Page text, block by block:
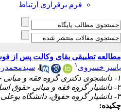
فرم برقراری ارتباط
مطالعه تطبیقی بقای وکالت پس از
یاسر خسروی ۱ ،
۱- دانشجوی دکتری گروه فقه و مبانی حقوق اسلامی، واحد تهران مرکزی، دانشگاه آزاد اسلامی، تهران، ایران.،
۲- دانشیار گروه فقه و مبانی حقوق اسلامی، واحد تهران مرکزی، دانشگاه آزاد اسلامی، تهران، ایران.
۳- دانشیار گروه حقوق، دانشگاه بوعلی سینا، همدان، ایران.،
چکیده: